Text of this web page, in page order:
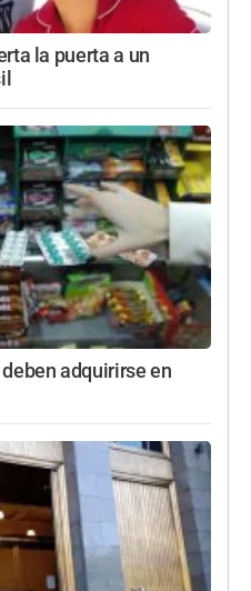
la puerta a un
adquirirse en